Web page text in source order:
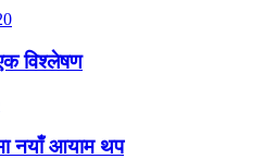
विश्लेषण
नयाँ आयाम थप